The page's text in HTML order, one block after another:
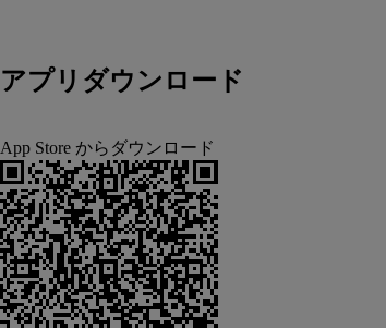
アプリダウンロード
App Store からダウンロード